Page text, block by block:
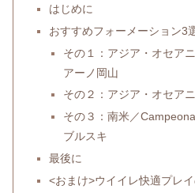
はじめに
おすすめフォーメーション3
その１：アジア・オセア
アーノ岡山
その２：アジア・オセア
その３：南米／
ブルスキ
最後に
<おまけ>ウイイレ快適プレ